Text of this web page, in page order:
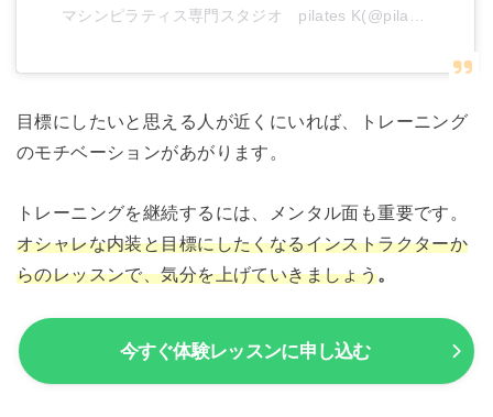
目標にしたいと思える人が近くにいれば、トレーニング
のモチベーションがあがります。
トレーニングを継続するには、メンタル面も重要です。
オシャレな内装と目標にしたくなるインストラクターか
らのレッスンで、気分を上げていきましょう。
今すぐ体験レッスンに申し込む